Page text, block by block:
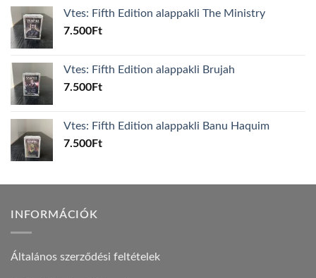
Vtes: Fifth Edition alappakli The Ministry
7.500Ft
Vtes: Fifth Edition alappakli Brujah
7.500Ft
Vtes: Fifth Edition alappakli Banu Haquim
7.500Ft
INFORMÁCIÓK
Általános szerződési feltételek